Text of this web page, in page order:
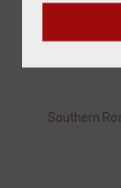
Southern